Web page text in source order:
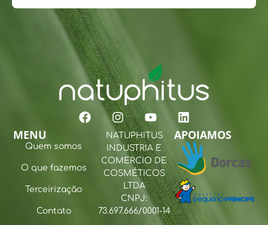
MENU
Quem somos
O que fazemos
Terceirização
Contato
NATUPHITUS
INDUSTRIA E
COMERCIO DE
COSMÉTICOS
LTDA
CNPJ:
73.697.666/0001-14
APOIAMOS